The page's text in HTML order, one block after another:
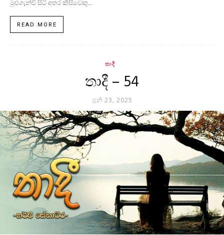
මුළුගැන්වී සිටි අතර කිසිවෙකු...
READ MORE
තාදී
තාදී – 54
ජූනි 23, 2025